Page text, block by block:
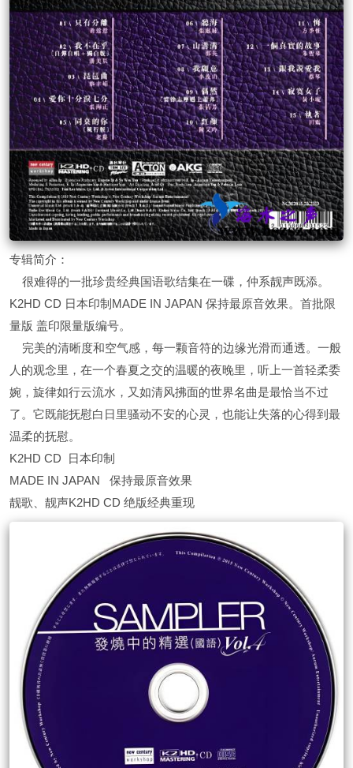
专辑简介：
很难得的一批珍贵经典国语歌结集在一碟，仲系靓声既添。
K2HD CD 日本印制MADE IN JAPAN 保持最原音效果。首批限
量版 盖印限量版编号。
完美的清晰度和空气感，每一颗音符的边缘光滑而通透。一般
人的观念里，在一个春夏之交的温暖的夜晚里，听上一首轻柔委
婉，旋律如行云流水，又如清风拂面的世界名曲是最恰当不过
了。它既能抚慰白日里骚动不安的心灵，也能让失落的心得到最
温柔的抚慰。
K2HD CD 日本印制
MADE IN JAPAN 保持最原音效果
靓歌、靓声K2HD CD 绝版经典重现